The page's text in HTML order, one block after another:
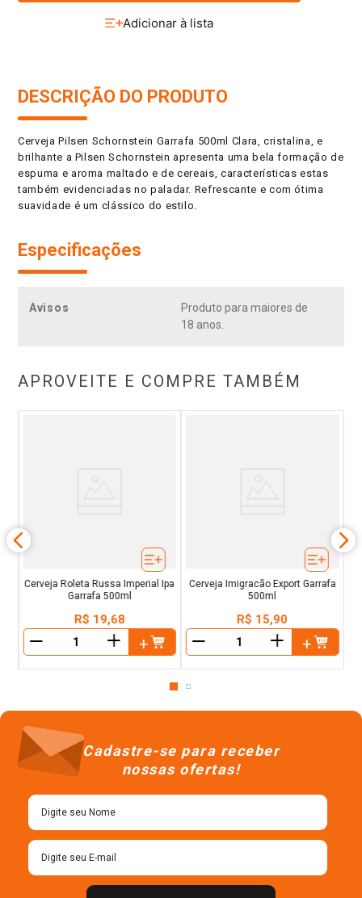
DESCRIÇÃO DO PRODUTO
Cerveja Pilsen Schornstein Garrafa 500ml Clara, cristalina, e
brilhante a Pilsen Schornstein apresenta uma bela formação de
espuma e aroma maltado e de cereais, características estas
também evidenciadas no paladar. Refrescante e com ótima
suavidade é um clássico do estilo.
Especificações
Avisos
Produto para maiores de
18 anos.
APROVEITE E COMPRE TAMBÉM
Cerveja Roleta Russa Imperial Ipa
Garrafa 500ml
R$ 19,68
＋
Cerveja Imigracão Export Garrafa
500ml
R$ 15,90
＋
Cadastre-se para receber
nossas ofertas!